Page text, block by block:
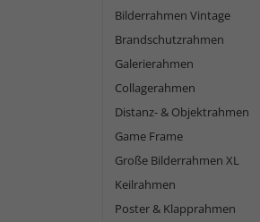
Bilderrahmen Vintage
Brandschutzrahmen
Galerierahmen
Collagerahmen
Distanz- & Objektrahmen
Game Frame
Große Bilderrahmen XL
Keilrahmen
Poster & Klapprahmen